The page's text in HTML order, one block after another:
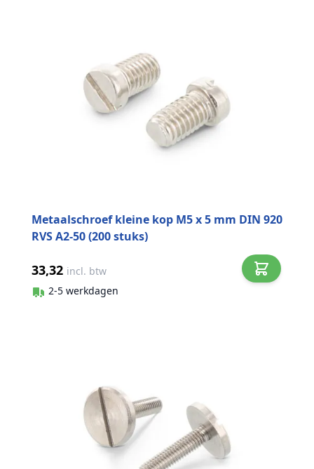
Metaalschroef kleine kop M5 x 5 mm DIN 920
RVS A2-50 (200 stuks)
33,32 incl. btw
2-5 werkdagen